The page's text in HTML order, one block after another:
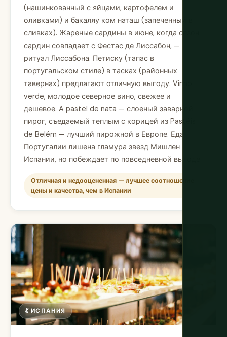
(нашинкованный с яйцами, картофелем и
оливками) и бакаляу ком наташ (запеченный в
сливках). Жареные сардины в июне, когда сезон
сардин совпадает с Фестас де Лиссабон, —
ритуал Лиссабона. Петиску (тапас в
португальском стиле) в тасках (районных
тавернах) предлагают отличную выгоду. Vinho
verde, молодое северное вино, свежее и
дешевое. А pastel de nata — слоеный заварной
пирог, съедаемый теплым с корицей из Pastéis
de Belém — лучший пирожной в Европе. Еда
Португалии лишена гламура звезд Мишлен
Испании, но побеждает по повседневной выгоде.
Отличная и недооцененная — лучшее соотношение
цены и качества, чем в Испании
💃 ИСПАНИЯ